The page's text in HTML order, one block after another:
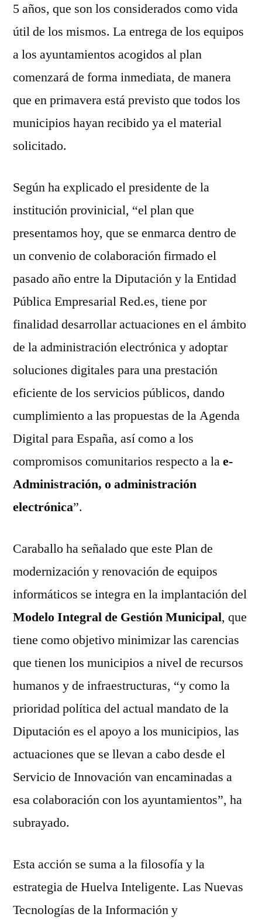
5 años, que son los considerados como vida
útil de los mismos. La entrega de los equipos
a los ayuntamientos acogidos al plan
comenzará de forma inmediata, de manera
que en primavera está previsto que todos los
municipios hayan recibido ya el material
solicitado.
Según ha explicado el presidente de la
institución provinicial, “el plan que
presentamos hoy, que se enmarca dentro de
un convenio de colaboración firmado el
pasado año entre la Diputación y la Entidad
Pública Empresarial Red.es, tiene por
finalidad desarrollar actuaciones en el ámbito
de la administración electrónica y adoptar
soluciones digitales para una prestación
eficiente de los servicios públicos, dando
cumplimiento a las propuestas de la Agenda
Digital para España, así como a los
compromisos comunitarios respecto a lae-
Administración, o administración
electrónica”.
Caraballo ha señalado que este Plan de
modernización y renovación de equipos
informáticos se integra en la implantación del
Modelo Integral de Gestión Municipal, que
tiene como objetivo minimizar las carencias
que tienen los municipios a nivel de recursos
humanos y de infraestructuras, “y como la
prioridad política del actual mandato de la
Diputación es el apoyo a los municipios, las
actuaciones que se llevan a cabo desde el
Servicio de Innovación van encaminadas a
esa colaboración con los ayuntamientos”, ha
subrayado.
Esta acción se suma a la filosofía y la
estrategia de Huelva Inteligente. Las Nuevas
Tecnologías de la Información y